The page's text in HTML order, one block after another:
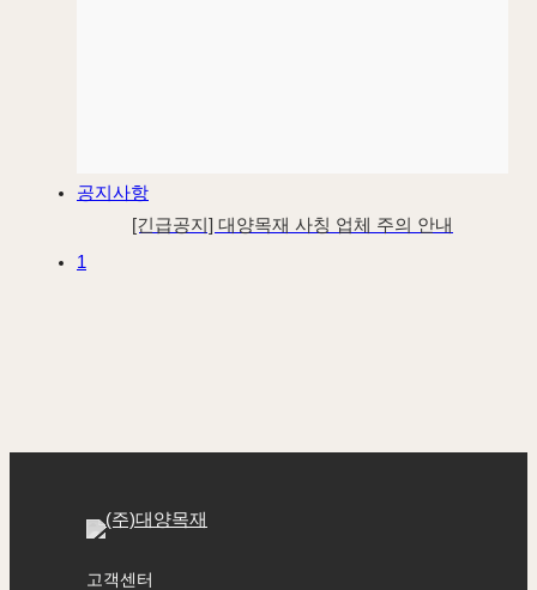
공지사항
[긴급공지] 대양목재 사칭 업체 주의 안내
1
고객센터